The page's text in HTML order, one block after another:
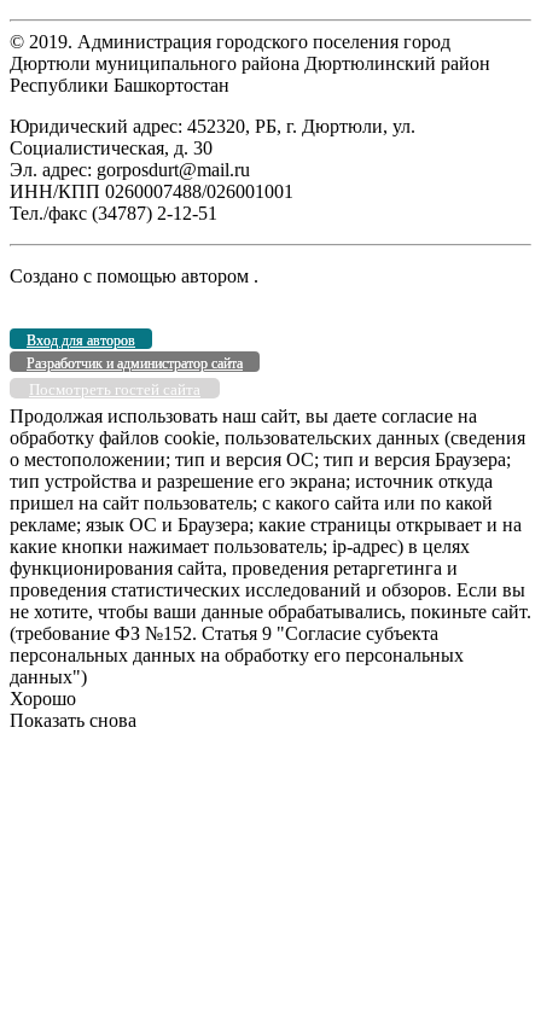
© 2019. Администрация городского поселения город
Дюртюли муниципального района Дюртюлинский район
Республики Башкортостан
Юридический адрес: 452320, РБ, г. Дюртюли, ул.
Социалистическая, д. 30
Эл. адрес: gorposdurt@mail.ru
ИНН/КПП 0260007488/026001001
Тел./факс (34787) 2-12-51
Создано с помощью автором .
Вход для авторов
Разработчик и администратор сайта
Посмотреть гостей сайта
Продолжая использовать наш сайт, вы даете согласие на
обработку файлов cookie, пользовательских данных (сведения
о местоположении; тип и версия ОС; тип и версия Браузера;
тип устройства и разрешение его экрана; источник откуда
пришел на сайт пользователь; с какого сайта или по какой
рекламе; язык ОС и Браузера; какие страницы открывает и на
какие кнопки нажимает пользователь; ip-адрес) в целях
функционирования сайта, проведения ретаргетинга и
проведения статистических исследований и обзоров. Если вы
не хотите, чтобы ваши данные обрабатывались, покиньте сайт.
(требование ФЗ №152. Статья 9 "Согласие субъекта
персональных данных на обработку его персональных
данных")
Хорошо
Показать снова